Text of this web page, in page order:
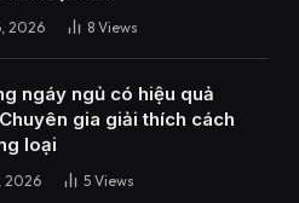
2026 8 Views
ngáy ngủ có hiệu quả
gia giải thích cách
loại
2026 5 Views